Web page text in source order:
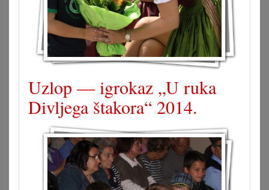
Uzlop — igrokaz „U ruka
Divljega štakora“ 2014.